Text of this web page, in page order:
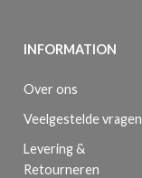
INFORMATION
Over ons
Veelgestelde vragen
Levering &
Retourneren